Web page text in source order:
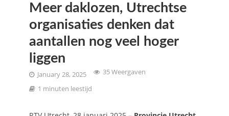
Meer daklozen, Utrechtse
organisaties denken dat
aantallen nog veel hoger
liggen
January 28, 2025
35 Weergaven
1 minuten leestijd